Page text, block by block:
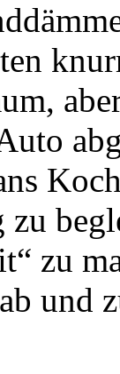
zu
zu
und